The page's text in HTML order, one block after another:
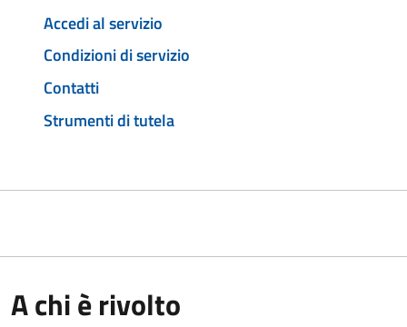
Accedi al servizio
Condizioni di servizio
Contatti
Strumenti di tutela
A chi è rivolto